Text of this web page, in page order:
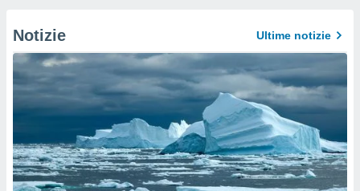
Notizie Ultime notizie